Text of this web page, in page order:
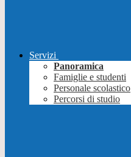
Servizi
Panoramica
Famiglie e studenti
Personale scolastico
Percorsi di studio